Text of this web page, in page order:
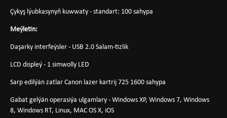
Çykyş lýubkasynyň kuwwaty - standart: 100 sahypa
Meýletin:
Daşarky interfeýsler - USB 2.0 Salam-tizlik
LCD displeý - 1 simwolly LED
Sarp edilýän zatlar Canon lazer kartrij 725 1600 sahypa
Gabat gelýän operasiýa ulgamlary - Windows XP, Windows 7, Windows
8, Windows RT, Linux, MAC OS X, iOS